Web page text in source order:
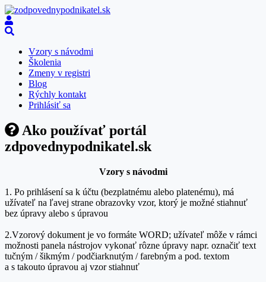
Vzory s návodmi
Školenia
Zmeny v registri
Blog
Rýchly kontakt
Prihlásiť sa
Ako používať portál
zdpovednypodnikatel.sk
Vzory s návodmi
1. Po prihlásení sa k účtu (bezplatnému alebo platenému), má
užívateľ na ľavej strane obrazovky vzor, ktorý je možné stiahnuť
bez úpravy alebo s úpravou
2.Vzorový dokument je vo formáte WORD; užívateľ môže v rámci
možnosti panela nástrojov vykonať rôzne úpravy napr. označiť text
tučným / šikmým / podčiarknutým / farebným a pod. textom
a s takouto úpravou aj vzor stiahnuť